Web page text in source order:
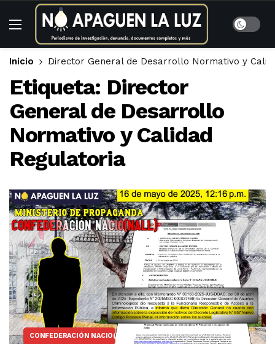
Inicio Director General de Desarrollo Normativo y
Etiqueta: Director
General de Desarrollo
Normativo y Calidad
Regulatoria
CONFEDERACIÓN NACIO(NALL)